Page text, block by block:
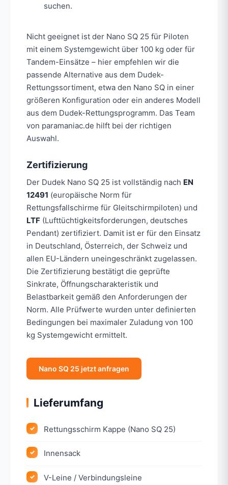
suchen.
Nicht geeignet ist der Nano SQ 25 für Piloten
mit einem Systemgewicht über 100 kg oder für
Tandem-Einsätze – hier empfehlen wir die
passende Alternative aus dem Dudek-
Rettungssortiment, etwa den Nano SQ in einer
größeren Konfiguration oder ein anderes Modell
aus dem Dudek-Rettungsprogramm. Das Team
von paramaniac.de hilft bei der richtigen
Auswahl.
Zertifizierung
Der Dudek Nano SQ 25 ist vollständig nach EN
12491 (europäische Norm für
Rettungsfallschirme für Gleitschirmpiloten) und
LTF (Lufttüchtigkeitsforderungen, deutsches
Pendant) zertifiziert. Damit ist er für den Einsatz
in Deutschland, Österreich, der Schweiz und
allen EU-Ländern uneingeschränkt zugelassen.
Die Zertifizierung bestätigt die geprüfte
Sinkrate, Öffnungscharakteristik und
Belastbarkeit gemäß den Anforderungen der
Norm. Alle Prüfwerte wurden unter definierten
Bedingungen bei maximaler Zuladung von 100
kg Systemgewicht ermittelt.
Nano SQ 25 jetzt anfragen
Lieferumfang
Rettungsschirm Kappe (Nano SQ 25)
Innensack
V-Leine / Verbindungsleine